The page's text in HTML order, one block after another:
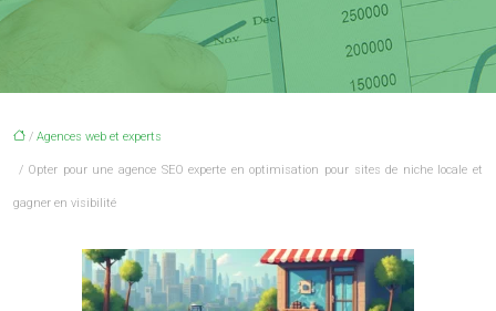
/ Agences web et experts
/ Opter pour une agence SEO experte en optimisation pour sites de niche locale et
gagner en visibilité